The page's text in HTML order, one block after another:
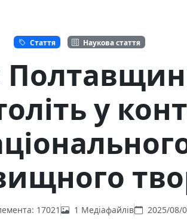
Стаття Наукова стаття
у
17021 1 Медіафайлів 2025/08/